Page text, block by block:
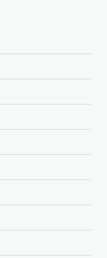
द्वारा गांव के
का लाभ
X
बैठक का